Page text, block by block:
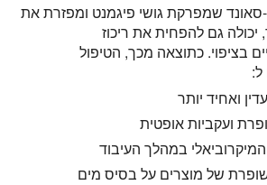
סאונד שמפרקת גושי פיגמנט ומפזרת את
יכולה גם להפחית את ריכוז
בציפוי. כתוצאה מכך, הטיפול
ואחיד יותר
ועקביות אופטית
במהלך העיבוד
של מוצרים על בסיס מים